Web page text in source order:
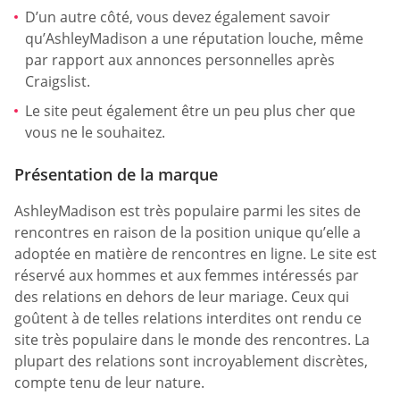
D’un autre côté, vous devez également savoir
qu’AshleyMadison a une réputation louche, même
par rapport aux annonces personnelles après
Craigslist.
Le site peut également être un peu plus cher que
vous ne le souhaitez.
Présentation de la marque
AshleyMadison est très populaire parmi les sites de
rencontres en raison de la position unique qu’elle a
adoptée en matière de rencontres en ligne. Le site est
réservé aux hommes et aux femmes intéressés par
des relations en dehors de leur mariage. Ceux qui
goûtent à de telles relations interdites ont rendu ce
site très populaire dans le monde des rencontres. La
plupart des relations sont incroyablement discrètes,
compte tenu de leur nature.